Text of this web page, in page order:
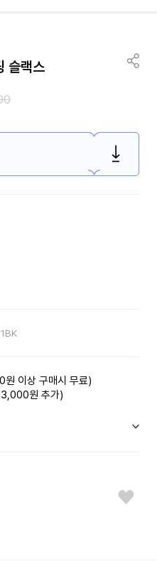
슬랙스
이상 구매시 무료)
3,000원 추가)